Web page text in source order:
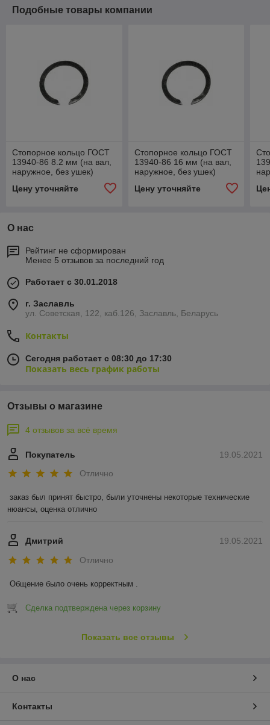
Подобные товары компании
Стопорное кольцо ГОСТ
13940-86 8.2 мм (на вал,
наружное, без ушек)
Цену уточняйте
Стопорное кольцо ГОСТ
13940-86 16 мм (на вал,
наружное, без ушек)
Цену уточняйте
О нас
Рейтинг не сформирован
Менее 5 отзывов за последний год
Работает с 30.01.2018
г. Заславль
ул. Советская, 122, каб.126, Заславль, Беларусь
Контакты
Сегодня работает с 08:30 до 17:30
Показать весь график работы
Отзывы о магазине
4 отзывов за всё время
19.05.2021
Покупатель
Отлично
заказ был принят быстро, были уточнены некоторые технические
нюансы, оценка отлично
19.05.2021
Дмитрий
Отлично
Общение было очень корректным .
Сделка подтверждена через корзину
Показать все отзывы
О нас
Контакты